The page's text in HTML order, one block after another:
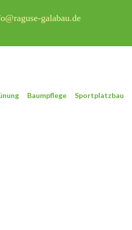
galabau.de
Baumpflege Sportplatzbau